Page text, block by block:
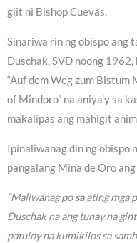
giit ni Bishop Cuevas.
Sinariwa rin ng obispo ang
Duschak, SVD noong
“Auf dem Weg zum Bistum
of Mindoro” na aniya’y sa
makalipas ang mahigit
Ipinaliwanag din ng obispo
pangalang Mina de Oro
“Maliwanag po sa ating mga
Duschak na ang tunay na
patuloy na kumikilos sa